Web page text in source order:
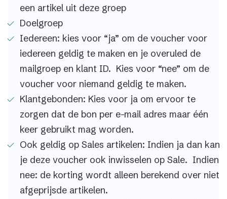
een artikel uit deze groep
Doelgroep
Iedereen: kies voor “ja” om de voucher voor
iedereen geldig te maken en je overuled de
mailgroep en klant ID. Kies voor “nee” om de
voucher voor niemand geldig te maken.
Klantgebonden: Kies voor ja om ervoor te
zorgen dat de bon per e-mail adres maar één
keer gebruikt mag worden.
Ook geldig op Sales artikelen: Indien ja dan kan
je deze voucher ook inwisselen op Sale. Indien
nee: de korting wordt alleen berekend over niet
afgeprijsde artikelen.